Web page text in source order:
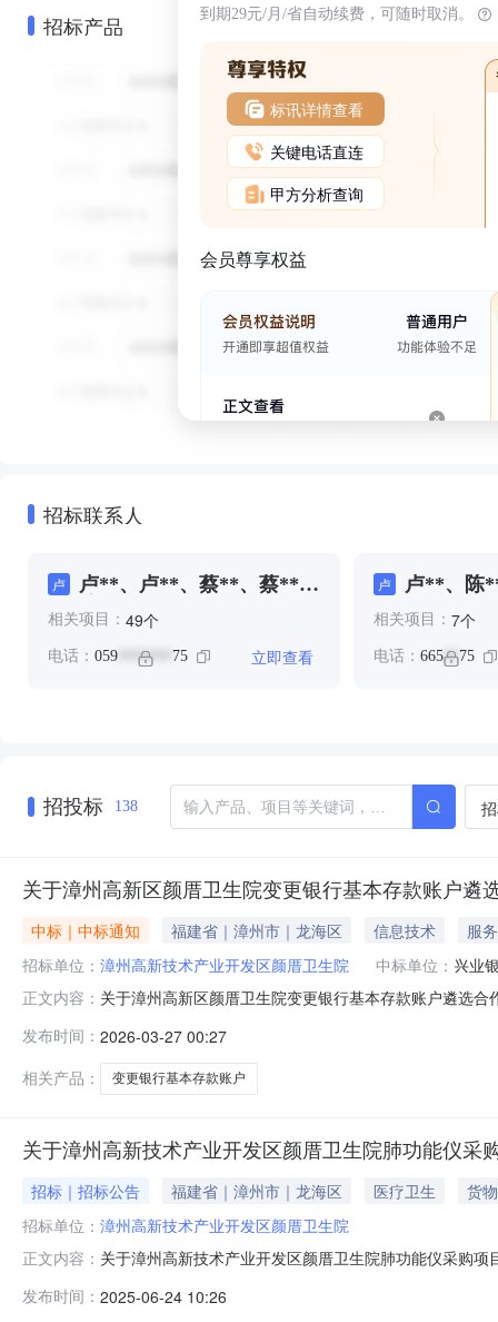
招标产品 到期29元/月/省自动续费，可随时取消。
标讯详情查看
关键电话直连
甲方分析查询
会员尊享权益
招标联系人
卢
卢**、卢**、蔡**、蔡**、
相关项目： 49个
电话： 059 ******* 75 立即查看
卢 卢**、陈
相关项目： 7个
电话： 665**75
招投标 138
关于漳州高新区颜厝卫生院变更银行基本存款账户遴
中标｜中标通知 福建省｜漳州市｜龙海区 信息技术
服务
招标单位： 漳州高新技术产业开发区颜厝卫生院 中标单位： 兴业
正文内容： 关于漳州高新区颜厝卫生院变更银行基本存款账户遴选
料。现将遴选结果公示如下:一、遴选结果兴业银行漳州
提出质疑，质疑相关材
发布时间： 2026-03-27 00:27
相关产品：
变更银行基本存款账户
关于漳州高新技术产业开发区颜厝卫生院肺功能仪采
招标｜招标公告 福建省｜漳州市｜龙海区 医疗卫生
货物
招标单位： 漳州高新技术产业开发区颜厝卫生院
正文内容： 关于漳州高新技术产业开发区颜厝卫生院肺功能仪采购
术产业开发区颜厝卫生院联系人：卢女士联系电话：
发布时间： 2025-06-24 10:26